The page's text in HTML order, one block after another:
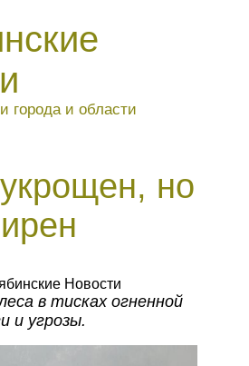
города и области
но
Новости
в тисках огненной
и угрозы.